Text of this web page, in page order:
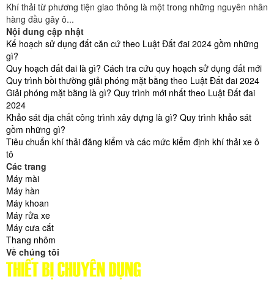
Khí thải từ phương tiện giao thông là một trong những nguyên nhân
hàng đầu gây ô...
Nội dung cập nhật
Kế hoạch sử dụng đất căn cứ theo Luật Đất đai 2024 gồm những
gì?
Quy hoạch đất đai là gì? Cách tra cứu quy hoạch sử dụng đất mới
Quy trình bồi thường giải phóng mặt bằng theo Luật Đất đai 2024
Giải phóng mặt bằng là gì? Quy trình mới nhất theo Luật Đất đai
2024
Khảo sát địa chất công trình xây dựng là gì? Quy trình khảo sát
gồm những gì?
Tiêu chuẩn khí thải đăng kiểm và các mức kiểm định khí thải xe ô
tô
Các trang
Máy mài
Máy hàn
Máy khoan
Máy rửa xe
Máy cưa cắt
Thang nhôm
Về chúng tôi